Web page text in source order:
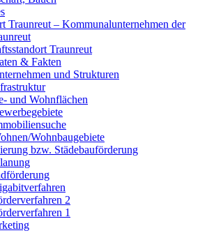
Traunreut – Kommunalunternehmen der
Traunreut
& Fakten
und Strukturen
und Wohnflächen
Wohnbaugebiete
bzw. Städebauförderung
2
1